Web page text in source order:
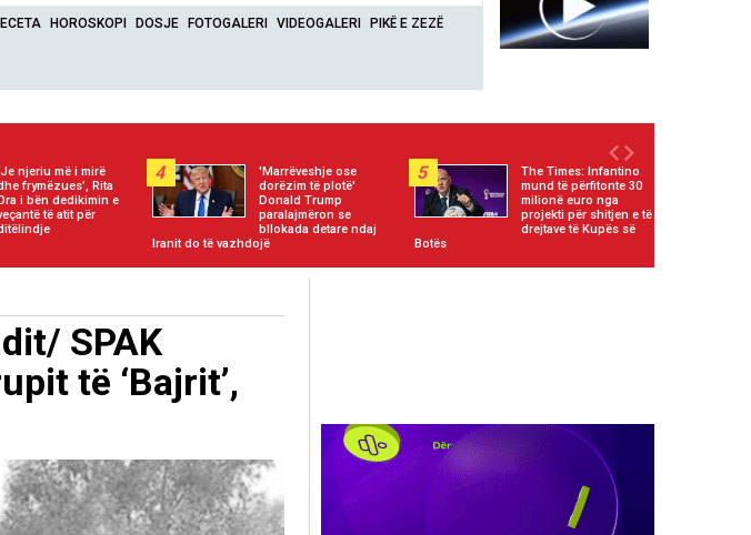
HOROSKOPI DOSJE FOTOGALERI VIDEOGALERI PIKË E ZEZË
njeriu më i mirë
frymëzues’, Rita
i bën dedikimin e
të atit për
4
'Marrëveshje ose
dorëzim të plotë'
Donald Trump
paralajmëron se
bllokada detare ndaj
Iranit do të vazhdojë
5
The Times: Infantino
mund të përfitonte 30
milionë euro nga
projekti për shitjen e të
drejtave të Kupës së
Botës
SPAK
të ‘Bajrit’,